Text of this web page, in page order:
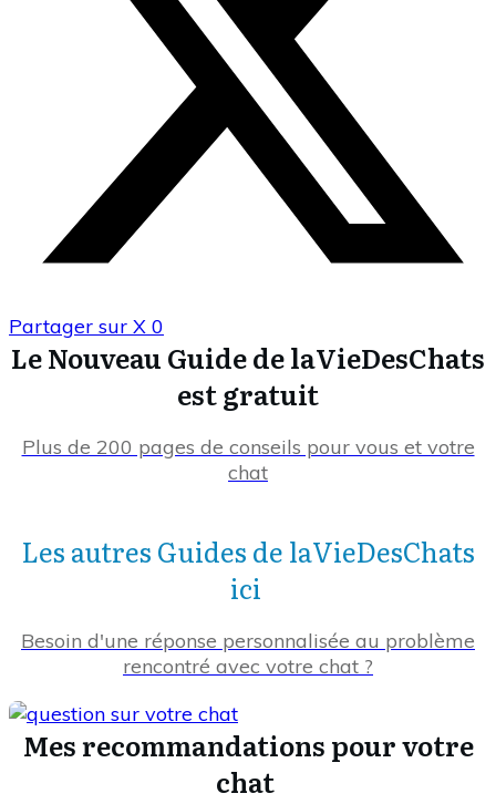
Partager sur X 0
Le Nouveau Guide de laVieDesChats
est gratuit
Plus de 200 pages de conseils pour vous et votre
chat
Les autres Guides de laVieDesChats
ici
Besoin d'une réponse personnalisée au problème
rencontré avec votre chat ?
Mes recommandations pour votre
chat